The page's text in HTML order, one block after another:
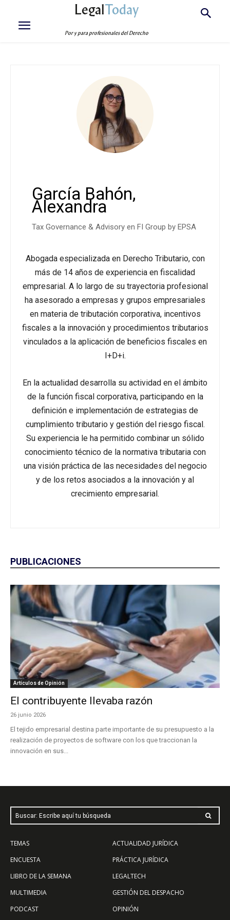
LegalToday
Por y para profesionales del Derecho
García Bahón,
Alexandra
Tax Governance & Advisory en FI Group by EPSA
Abogada especializada en Derecho Tributario, con
más de 14 años de experiencia en fiscalidad
empresarial. A lo largo de su trayectoria profesional
ha asesorado a empresas y grupos empresariales
en materia de tributación corporativa, incentivos
fiscales a la innovación y procedimientos tributarios
vinculados a la aplicación de beneficios fiscales en
I+D+i.
En la actualidad desarrolla su actividad en el ámbito
de la función fiscal corporativa, participando en la
definición e implementación de estrategias de
cumplimiento tributario y gestión del riesgo fiscal.
Su experiencia le ha permitido combinar un sólido
conocimiento técnico de la normativa tributaria con
una visión práctica de las necesidades del negocio
y de los retos asociados a la innovación y al
crecimiento empresarial.
PUBLICACIONES
Artículos de Opinión
El contribuyente llevaba razón
26 junio 2026
El tejido empresarial destina parte importante de su presupuesto a la
realización de proyectos de software con los que traccionan la
innovación en sus...
Buscar: Escribe aquí tu búsqueda
TEMAS
ENCUESTA
LIBRO DE LA SEMANA
MULTIMEDIA
PODCAST
ACTUALIDAD JURÍDICA
PRÁCTICA JURÍDICA
LEGALTECH
GESTIÓN DEL DESPACHO
OPINIÓN